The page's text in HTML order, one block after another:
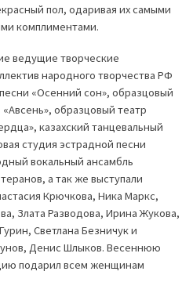
пол, одаривая их самыми
комплиментами.
ведущие творческие
народного творчества РФ
«Осенний сон», образцовый
образцовый театр
казахский танцевальный
студия эстрадной песни
вокальный ансамбль
а так же выступали
Крючкова, Ника Маркс,
Злата Разводова, Ирина Жукова,
Светлана Безничук и
Денис Шлыков. Весеннюю
подарил всем женщинам